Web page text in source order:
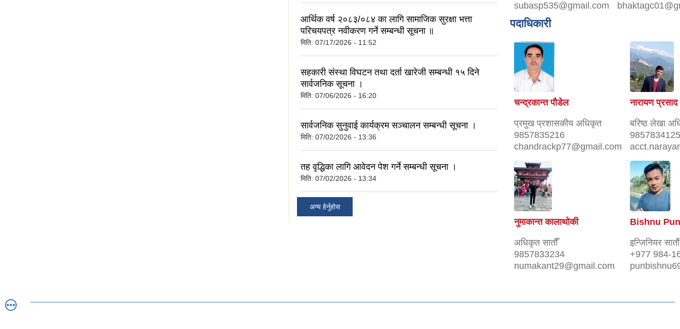
आर्थिक वर्ष २०८३/०८४ का लागि सामाजिक सुरक्षा भत्ता
परिचयपत्र नवीकरण गर्ने सम्बन्धी सूचना ॥
मिति: 07/17/2026 - 11:52
सहकारी संस्था विघटन तथा दर्ता खारेजी सम्बन्धी १५ दिने
सार्वजनिक सूचना ।
मिति: 07/06/2026 - 16:20
सार्वजनिक सुनुवाई कार्यक्रम सञ्चालन सम्बन्धी सूचना ।
मिति: 07/02/2026 - 13:36
तह वृद्धिका लागि आवेदन पेश गर्ने सम्बन्धी सूचना ।
मिति: 07/02/2026 - 13:34
अन्य हेर्नुहोस
subasp535@gmail.com
पदाधिकारी
चन्द्रकान्त पौडेल
प्रमुख प्रशासकीय अधिकृत
9857835216
chandrackp77@gmail.com
नारायण प्रसाद
बरिष्ठ लेखा
9857834125
नुमाकान्त कालाथोकी
अधिकृत सातौँ
9857833234
numakant29@gmail.com
Bishnu Pun
इन्जिनियर सातौं
+977 984-